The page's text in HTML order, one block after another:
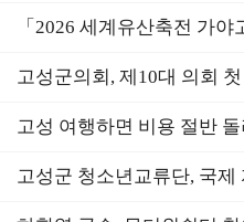
「2026 세계유산축전 가
고성군의회, 제10대 의회
고성 여행하면 비용 절반
고성군 청소년교류단, 국제